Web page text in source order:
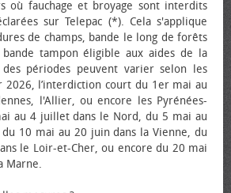
où fauchage et broyage sont interdits
sur Telepac (*). Cela s'applique
de champs, bande le long de forêts
tampon éligible aux aides de la
des périodes peuvent varier selon les
2026, l’interdiction court du 1er mai au
l'Allier, ou encore les Pyrénées-
au 4 juillet dans le Nord, du 5 mai au
10 mai au 20 juin dans la Vienne, du
le Loir-et-Cher, ou encore du 20 mai
Marne.